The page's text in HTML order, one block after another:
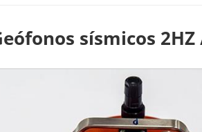
sísmicos 2HZ